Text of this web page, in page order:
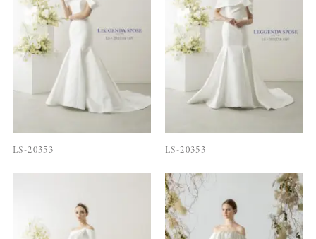
LS-20353 LS-20353